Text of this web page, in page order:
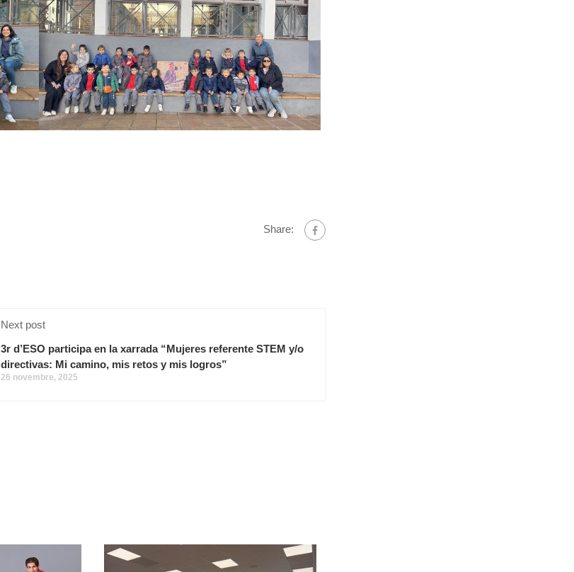
Share:
Next post
3r d’ESO participa en la xarrada “Mujeres referente STEM y/o
directivas: Mi camino, mis retos y mis logros”
26 novembre, 2025